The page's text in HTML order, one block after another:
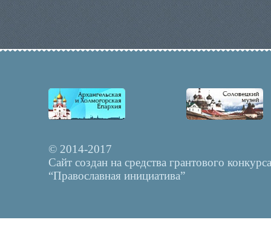
© 2014-2017
Сайт создан на средства грантового конкурса
“Православная инициатива”